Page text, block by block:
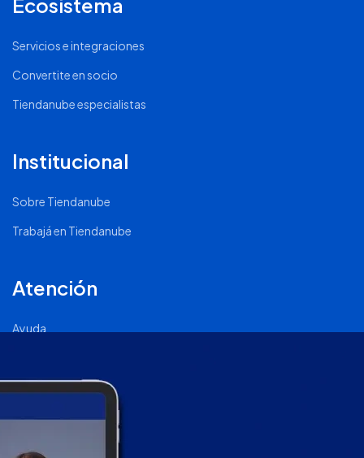
Ecosistema
Servicios e integraciones
Convertite en socio
Tiendanube especialistas
Institucional
Sobre Tiendanube
Trabajá en Tiendanube
Atención
Ayuda
Página de Status